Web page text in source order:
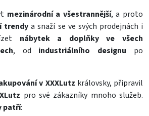
mezinárodní a všestrannější, a proto
trendy a snaží se ve svých prodejnách i
nábytek a doplňky ve všech
, od industriálního designu po
v XXXLutz královsky, připravil
pro své zákazníky mnoho služeb.
patří: